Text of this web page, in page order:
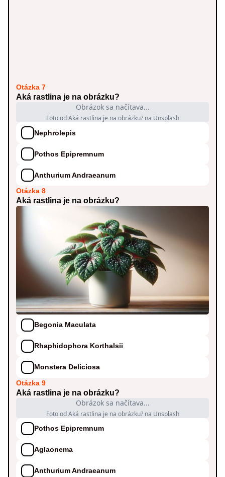
Otázka 7
Aká rastlina je na obrázku?
Obrázok sa načítava...
Foto od Aká rastlina je na obrázku? na Unsplash
Nephrolepis
Pothos Epipremnum
Anthurium Andraeanum
Otázka 8
Aká rastlina je na obrázku?
Begonia Maculata
Rhaphidophora Korthalsii
Monstera Deliciosa
Otázka 9
Aká rastlina je na obrázku?
Obrázok sa načítava...
Foto od Aká rastlina je na obrázku? na Unsplash
Pothos Epipremnum
Aglaonema
Anthurium Andraeanum